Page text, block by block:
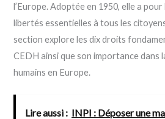
l’Europe. Adoptée en 1950, elle a
libertés essentielles à tous les
section explore les dix droits
CEDH ainsi que son importance
humains en Europe.
Lire aussi : INPI : Déposer une